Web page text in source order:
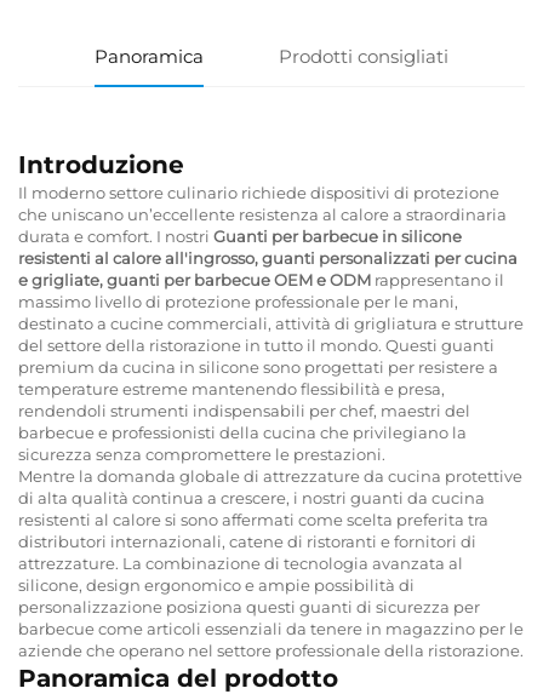
Panoramica Prodotti consigliati
Introduzione
Il moderno settore culinario richiede dispositivi di protezione
che uniscano un’eccellente resistenza al calore a straordinaria
durata e comfort. I nostri Guanti per barbecue in silicone
resistenti al calore all'ingrosso, guanti personalizzati per cucina
e grigliate, guanti per barbecue OEM e ODM rappresentano il
massimo livello di protezione professionale per le mani,
destinato a cucine commerciali, attività di grigliatura e strutture
del settore della ristorazione in tutto il mondo. Questi guanti
premium da cucina in silicone sono progettati per resistere a
temperature estreme mantenendo flessibilità e presa,
rendendoli strumenti indispensabili per chef, maestri del
barbecue e professionisti della cucina che privilegiano la
sicurezza senza compromettere le prestazioni.
Mentre la domanda globale di attrezzature da cucina protettive
di alta qualità continua a crescere, i nostri guanti da cucina
resistenti al calore si sono affermati come scelta preferita tra
distributori internazionali, catene di ristoranti e fornitori di
attrezzature. La combinazione di tecnologia avanzata al
silicone, design ergonomico e ampie possibilità di
personalizzazione posiziona questi guanti di sicurezza per
barbecue come articoli essenziali da tenere in magazzino per le
aziende che operano nel settore professionale della ristorazione.
Panoramica del prodotto